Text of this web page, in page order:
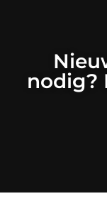
nodig?